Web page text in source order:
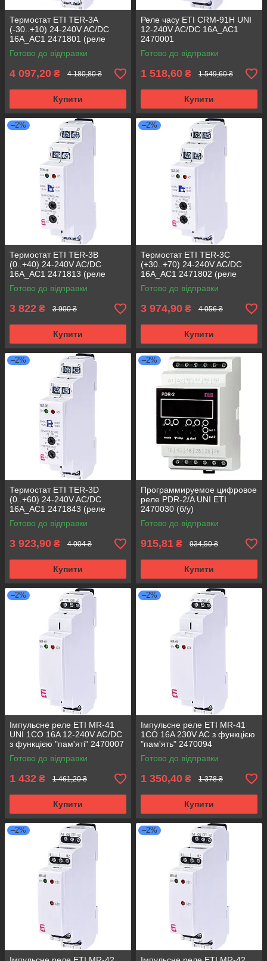
Термостат ETI TER-3A
(-30..+10) 24-240V AC/DC
16A_AC1 2471801 (реле
контролю температури)
Готово до відправки
4 097,20 ₴ 4 180,80 ₴
Купити
Реле часу ETI CRM-91H UNI
12-240V AC/DC 16A_AC1
2470001
багатофункціональне (0,1 -
10 днів)
Готово до відправки
1 518,60 ₴ 1 549,60 ₴
Купити
–2%
Термостат ETI TER-3В
(0..+40) 24-240V AC/DC
16A_AC1 2471813 (реле
контролю температури)
Готово до відправки
3 822 ₴ 3 900 ₴
Купити
–2%
Термостат ETI TER-3C
(+30..+70) 24-240V AC/DC
16A_AC1 2471802 (реле
контролю температури)
Готово до відправки
3 974,90 ₴ 4 056 ₴
Купити
–2%
Термостат ETI TER-3D
(0..+60) 24-240V AC/DC
16A_AC1 2471843 (реле
контролю температури)
Готово до відправки
3 923,90 ₴ 4 004 ₴
Купити
–2%
Программируемое цифровое
реле PDR-2/A UNI ETI
2470030 (б/у)
Готово до відправки
915,81 ₴ 934,50 ₴
Купити
–2%
Імпульсне реле ЕТІ MR-41
UNI 1CO 16A 12-240V AC/DC
з функцією "пам'яті" 2470007
Готово до відправки
1 432 ₴ 1 461,20 ₴
Купити
–2%
Імпульсне реле ЕТІ MR-41
1CO 16A 230V AC з функцією
"пам'ять" 2470094
Готово до відправки
1 350,40 ₴ 1 378 ₴
Купити
–2% –2%